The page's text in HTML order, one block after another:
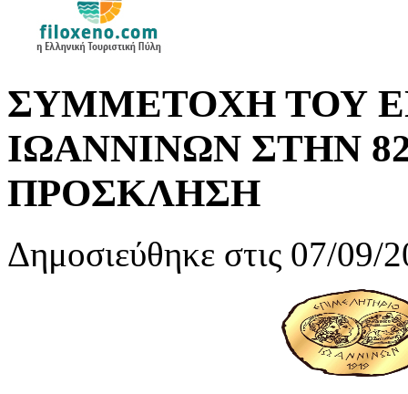
ΣΥΜΜΕΤΟΧΗ ΤΟΥ
ΙΩΑΝΝΙΝΩΝ ΣΤΗΝ
ΠΡΟΣΚΛΗΣΗ
Δημοσιεύθηκε στις 07/09/